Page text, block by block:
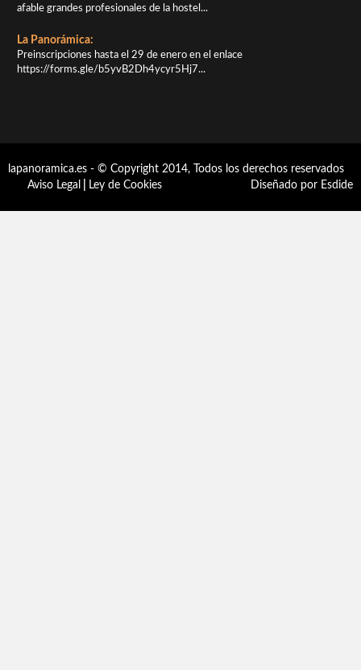
afable grandes profesionales de la hostel...
La Panorámica:
Preinscripciones hasta el 29 de enero en el enlace
https://forms.gle/b5yvB2Dh4ycyr5Hj7...
lapanoramica.es - © Copyright 2014, Todos los derechos reservados
Aviso Legal
Ley de Cookies Diseñado por Esdide